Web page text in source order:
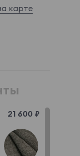
карте
21 600 ₽